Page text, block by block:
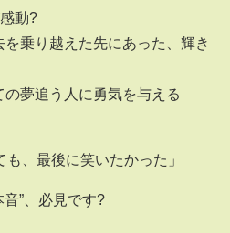
動?
を乗り越えた先にあった、輝き
夢追う人に勇気を与える
、最後に笑いたかった」
音”、必見です?